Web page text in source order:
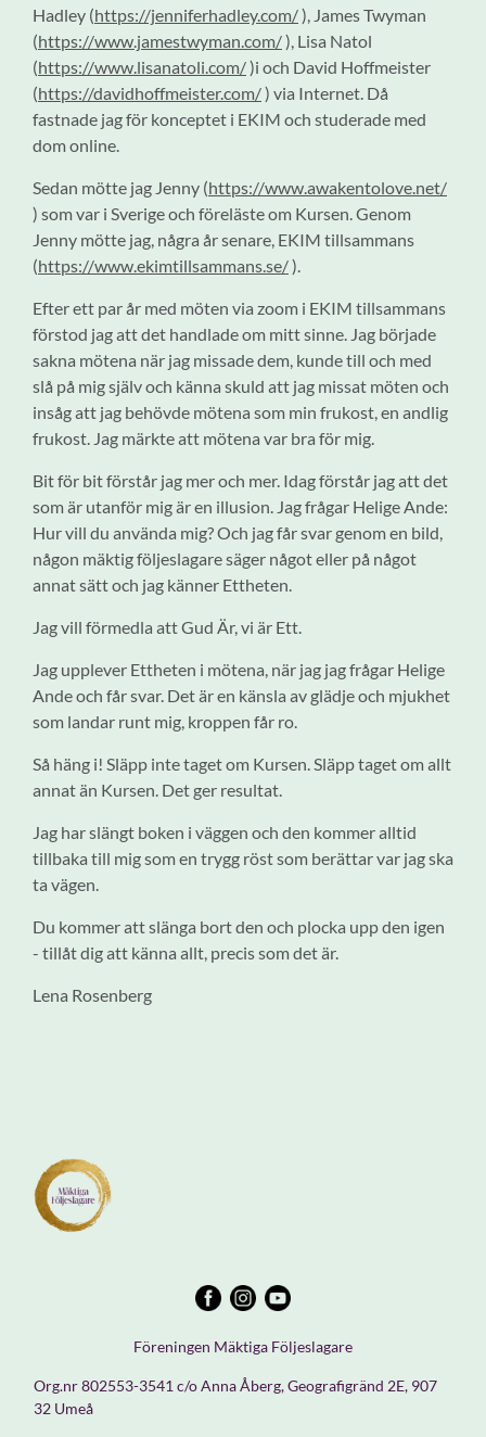
Hadley (https://jenniferhadley.com/), James Twyman
(https://www.jamestwyman.com/), Lisa Natol
(https://www.lisanatoli.com/)i och David Hoffmeister
(https://davidhoffmeister.com/) via Internet. Då
fastnade jag för konceptet i EKIM och studerade med
dom online.
Sedan mötte jag Jenny (https://www.awakentolove.net/
) som var i Sverige och föreläste om Kursen. Genom
Jenny mötte jag, några år senare, EKIM tillsammans
(https://www.ekimtillsammans.se/).
Efter ett par år med möten via zoom i EKIM tillsammans
förstod jag att det handlade om mitt sinne. Jag började
sakna mötena när jag missade dem, kunde till och med
slå på mig själv och känna skuld att jag missat möten och
insåg att jag behövde mötena som min frukost, en andlig
frukost. Jag märkte att mötena var bra för mig.
Bit för bit förstår jag mer och mer. Idag förstår jag att det
som är utanför mig är en illusion. Jag frågar Helige Ande:
Hur vill du använda mig? Och jag får svar genom en bild,
någon mäktig följeslagare säger något eller på något
annat sätt och jag känner Ettheten.
Jag vill förmedla att Gud Är, vi är Ett.
Jag upplever Ettheten i mötena, när jag jag frågar Helige
Ande och får svar. Det är en känsla av glädje och mjukhet
som landar runt mig, kroppen får ro.
Så häng i! Släpp inte taget om Kursen. Släpp taget om allt
annat än Kursen. Det ger resultat.
Jag har slängt boken i väggen och den kommer alltid
tillbaka till mig som en trygg röst som berättar var jag ska
ta vägen.
Du kommer att slänga bort den och plocka upp den igen
- tillåt dig att känna allt, precis som det är.
Lena Rosenberg
Föreningen Mäktiga Följeslagare
Org.nr 802553-3541 c/o Anna Åberg, Geografigränd 2E, 907
32 Umeå